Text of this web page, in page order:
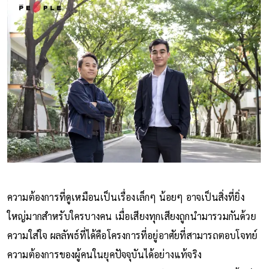
ความต้องการที่ดูเหมือนเป็นเรื่องเล็กๆ น้อยๆ อาจเป็นสิ่งที่ยิ่ง
ใหญ่มากสำหรับใครบางคน เมื่อเสียงทุกเสียงถูกนำมารวมกันด้วย
ความใส่ใจ ผลลัพธ์ที่ได้คือโครงการที่อยู่อาศัยที่สามารถตอบโจทย์
ความต้องการของผู้คนในยุคปัจจุบันได้อย่างแท้จริง